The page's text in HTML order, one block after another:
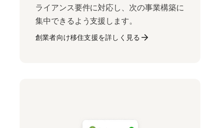
ライアンス要件に対応し、次の事業構築に
集中できるよう支援します。
創業者向け移住支援を詳しく見る